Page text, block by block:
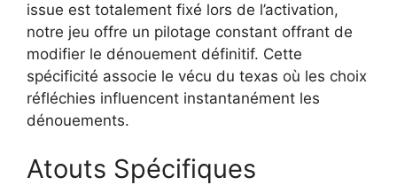
issue est totalement fixé lors de l’activation,
notre jeu offre un pilotage constant offrant de
modifier le dénouement définitif. Cette
spécificité associe le vécu du texas où les choix
réfléchies influencent instantanément les
dénouements.
Atouts Spécifiques